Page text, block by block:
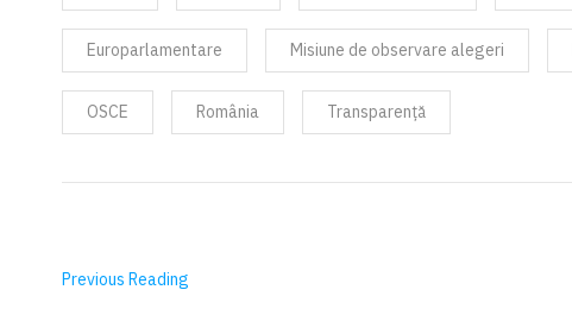
Europarlamentare Misiune de observare alegeri
OSCE România Transparență
Previous Reading